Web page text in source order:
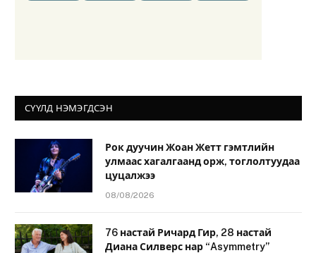
СҮҮЛД НЭМЭГДСЭН
Рок дуучин Жоан Жетт гэмтлийн
улмаас хагалгаанд орж, тоглолтуудаа
цуцалжээ
08/08/2026
76 настай Ричард Гир, 28 настай
Диана Силверс нар “Asymmetry”